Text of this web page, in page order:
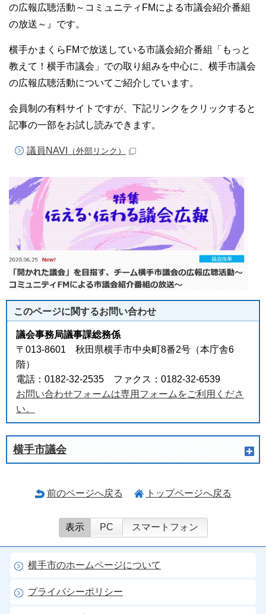
の広報広聴活動～コミュニティFMによる市議会紹介番組
の放送～』です。
横手かまくらFMで放送している市議会紹介番組「もっと
教えて！横手市議会」での取り組みを中心に、横手市議会
の広報広聴活動についてご紹介しています。
会員制の有料サイトですが、下記リンクをクリックすると
記事の一部をお試し読みできます。
議員NAVI （外部リンク）
このページに関するお問い合わせ
議会事務局議事課総務係
〒013-8601 秋田県横手市中央町8番2号（本庁舎6
階）
電話：0182-32-2535 ファクス：0182-32-6539
お問い合わせフォームは専用フォームをご利用くださ
い。
横手市議会
前のページへ戻る トップページへ戻る
表示 PC スマートフォン
横手市のホームページについて
プライバシーポリシー